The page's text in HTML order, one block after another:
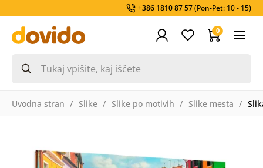
+386 1810 87 57(Pon-Pet: 10 - 15)
0
Uvodna stran Slike Slike po motivih Slike mesta